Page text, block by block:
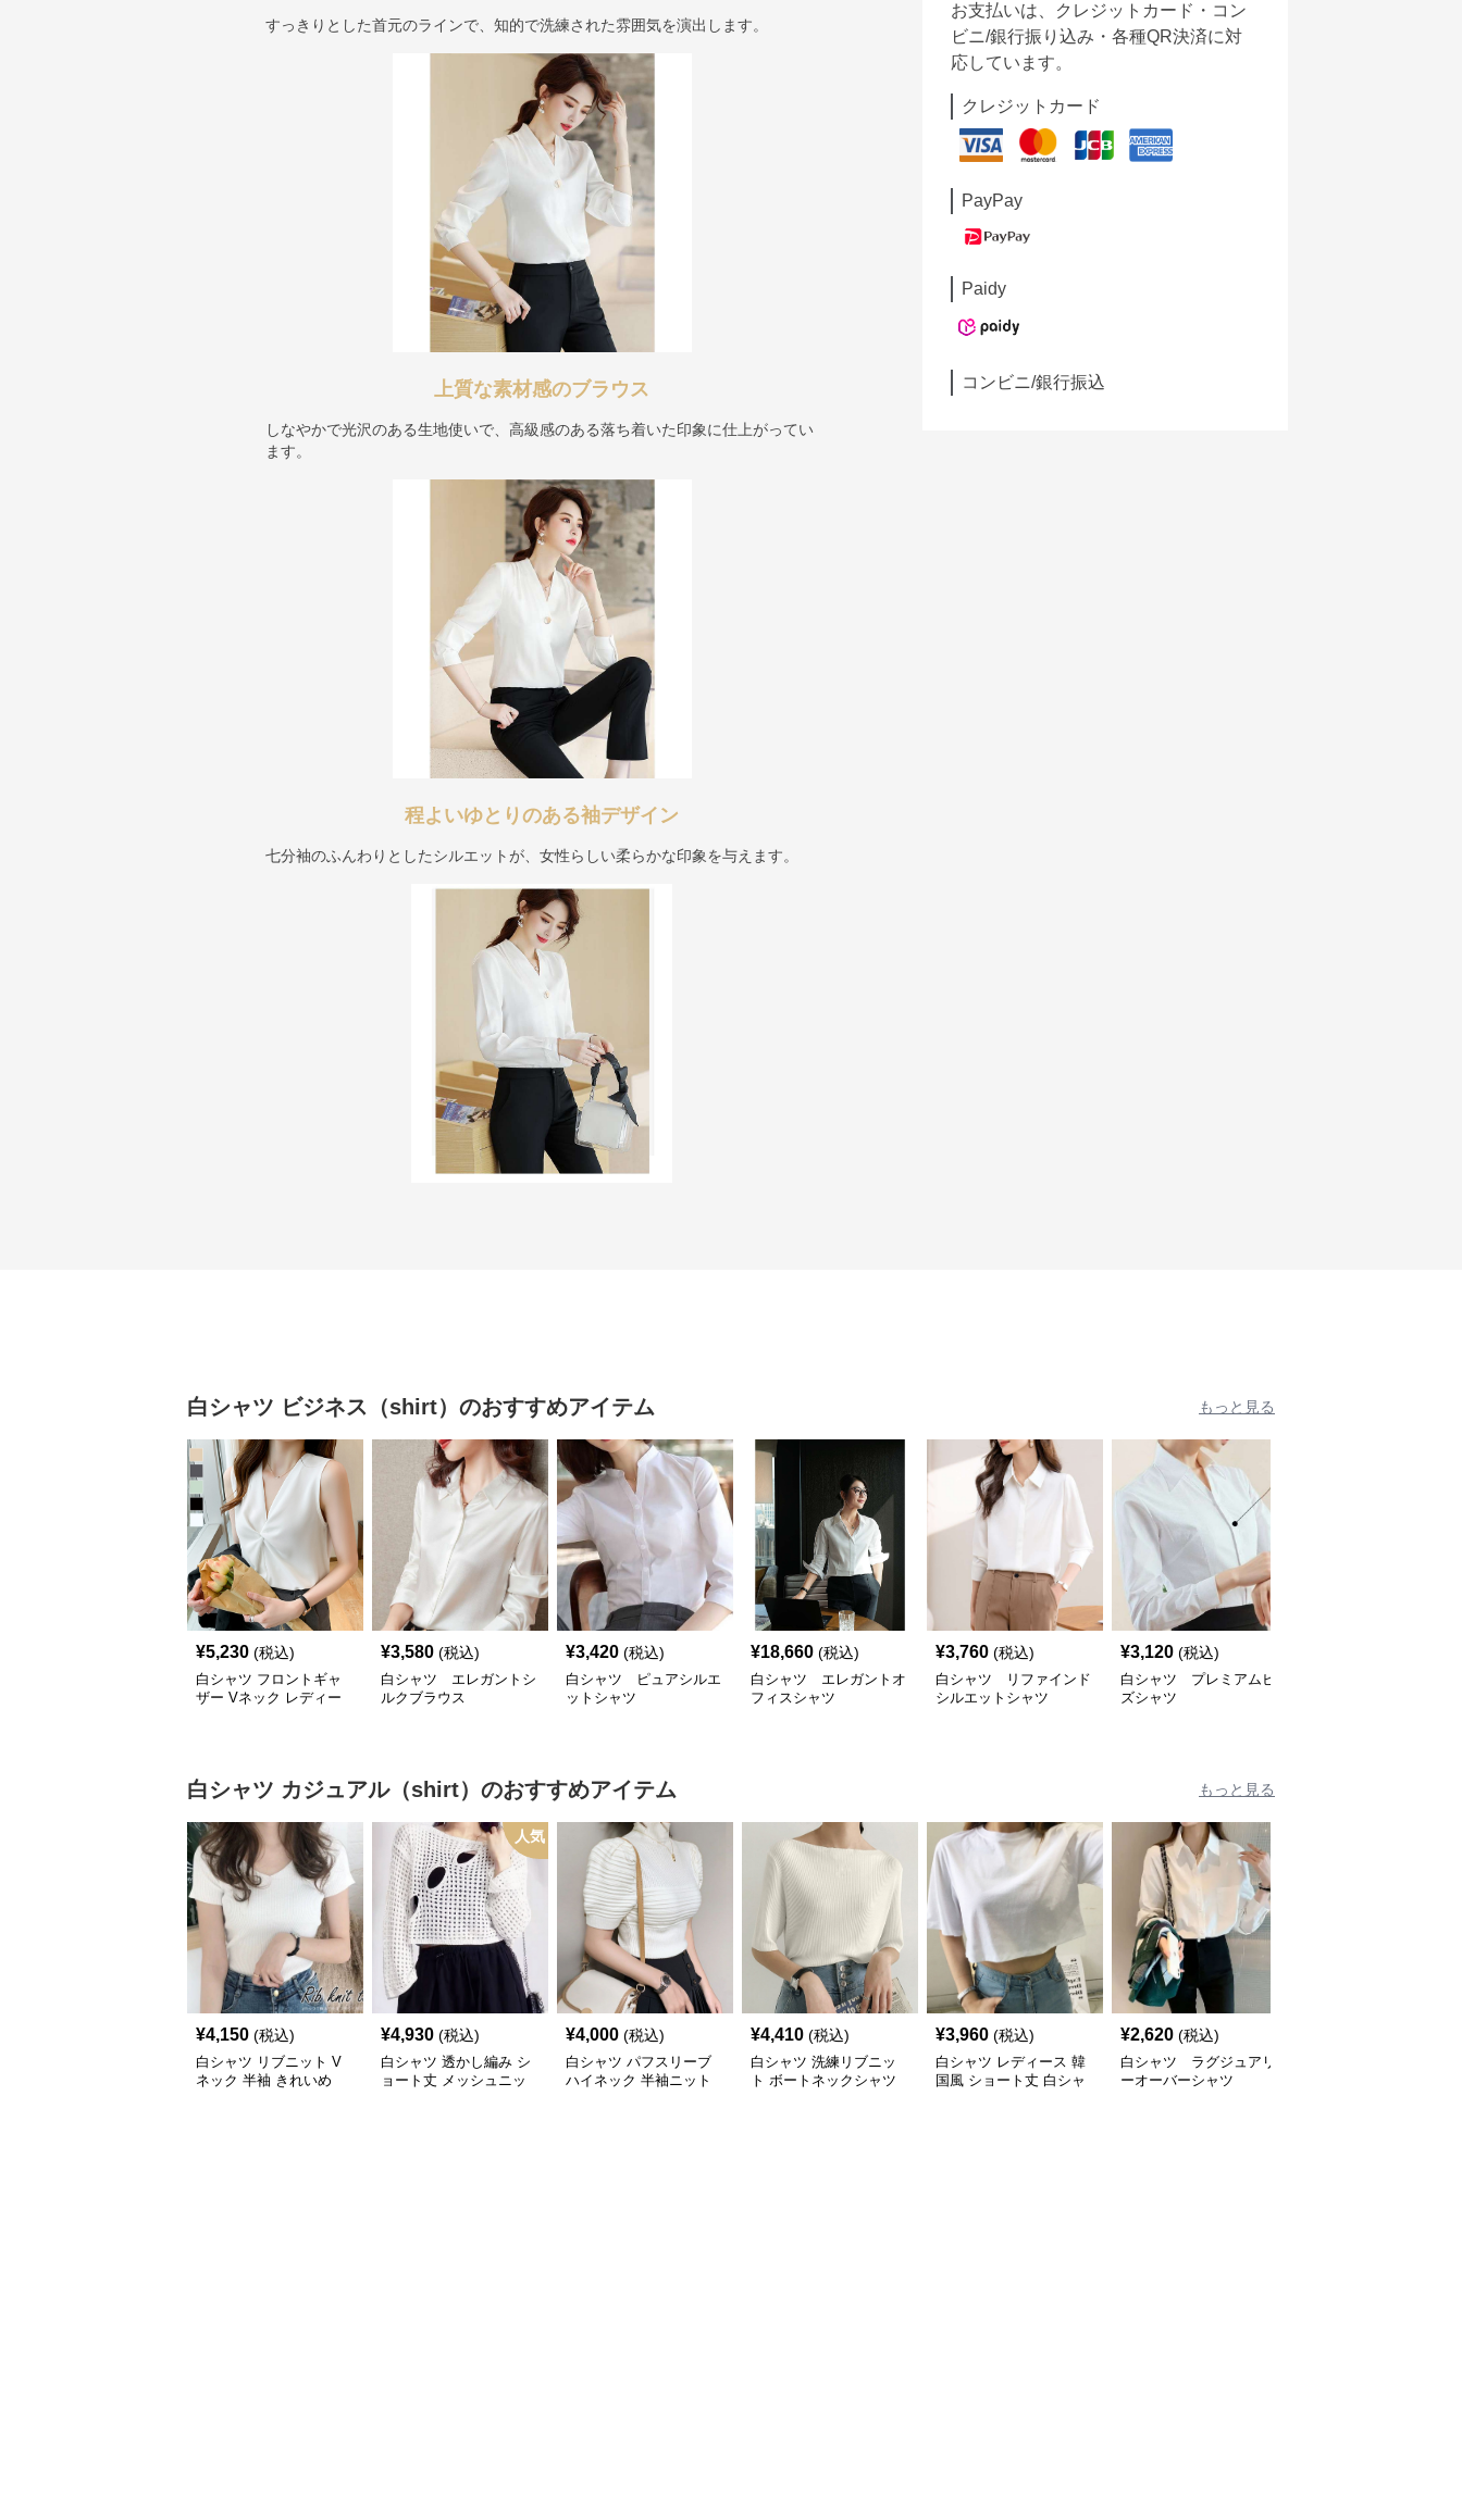
すっきりとした首元のラインで、知的で洗練された雰囲気を演出します。
上質な素材感のブラウス
しなやかで光沢のある生地使いで、高級感のある落ち着いた印象に仕上がってい
ます。
程よいゆとりのある袖デザイン
七分袖のふんわりとしたシルエットが、女性らしい柔らかな印象を与えます。
お支払いは、クレジットカード・コン
ビニ/銀行振り込み・各種QR決済に対
応しています。
クレジットカード
PayPay
Paidy
コンビニ/銀行振込
白シャツ ビジネス（shirt） のおすすめアイテム もっと見る
¥5,230 (税込)
白シャツ フロントギャ
ザー Vネック レディー
¥3,580 (税込)
白シャツ エレガントシ
ルクブラウス
¥3,420 (税込)
白シャツ ピュアシルエ
ットシャツ
¥18,660 (税込)
白シャツ エレガントオ
フィスシャツ
¥3,760 (税込)
白シャツ リファインド
シルエットシャツ
¥3,120 (税込)
白シャツ プレミアムビ
ズシャツ
白シャツ カジュアル（shirt） のおすすめアイテム もっと見る
¥4,150 (税込)
白シャツ リブニット V
ネック 半袖 きれいめ
人気
¥4,930 (税込)
白シャツ 透かし編み シ
ョート丈 メッシュニッ
¥4,000 (税込)
白シャツ パフスリーブ
ハイネック 半袖ニット
¥4,410 (税込)
白シャツ 洗練リブニッ
ト ボートネックシャツ
¥3,960 (税込)
白シャツ レディース 韓
国風 ショート丈 白シャ
¥2,620 (税込)
白シャツ ラグジュアリ
ーオーバーシャツ